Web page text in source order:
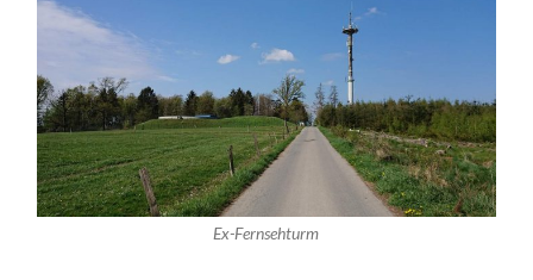
Ex-Fernsehturm